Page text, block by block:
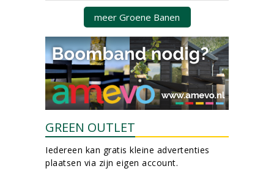
meer Groene Banen
GREEN OUTLET
Iedereen kan gratis kleine advertenties
plaatsen via zijn eigen account.